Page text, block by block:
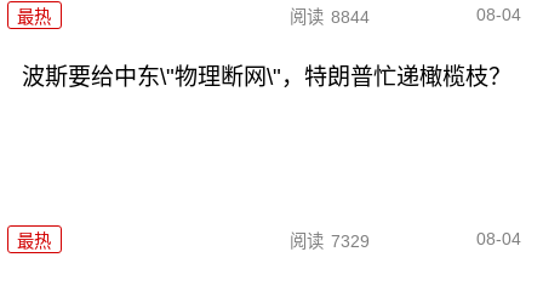
最热 阅读 8844 08-04
波斯要给中东\"物理断网\"，特朗普忙递橄榄枝？
最热 阅读 7329 08-04